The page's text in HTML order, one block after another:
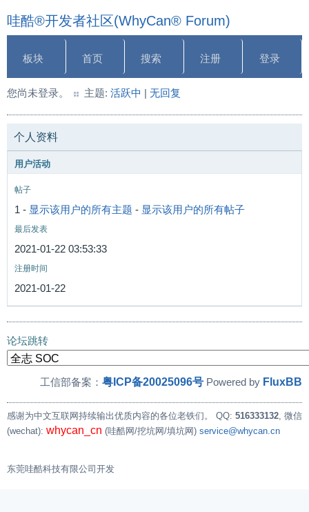
哇酷®开发者社区(WhyCan® Forum)
板块 首页 搜索 注册 登录
您尚未登录。 主题: 活跃中 | 无回复
个人资料
用户活动
帖子
1 - 显示该用户的所有主题 - 显示该用户的所有帖子
最后发表
2021-01-22 03:53:33
注册时间
2021-01-22
论坛跳转
工信部备案： 粤ICP备20025096号 Powered by FluxBB
感谢为中文互联网持续输出优质内容的各位老铁们。 QQ: 516333132, 微信
(wechat): whycan_cn (哇酷网/挖坑网/填坑网) service@whycan.cn
东莞哇酷科技有限公司开发